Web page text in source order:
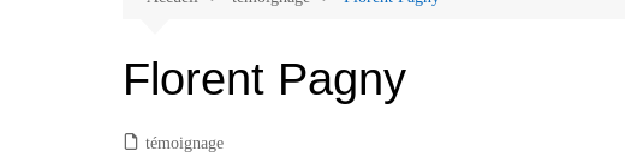
Florent Pagny
témoignage